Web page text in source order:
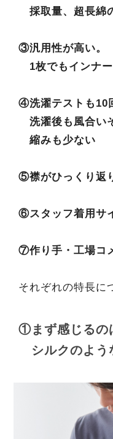
採取量、超長綿
③汎用性が高い。
1枚でもインナー
④洗濯テストも10
洗濯後も風合い
縮みも少ない
⑤襟がひっくり返
⑥スタッフ着用サ
⑦作り手・工場コ
それぞれの特長に
①まず感じるの
シルクのよう